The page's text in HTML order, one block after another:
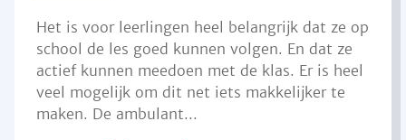
Het is voor leerlingen heel belangrijk dat ze op
school de les goed kunnen volgen. En dat ze
actief kunnen meedoen met de klas. Er is heel
veel mogelijk om dit net iets makkelijker te
maken. De ambulant...